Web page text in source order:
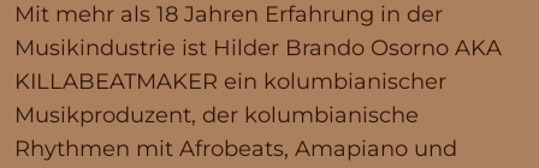
Mit mehr als 18 Jahren Erfahrung in der
Musikindustrie ist Hilder Brando Osorno AKA
KILLABEATMAKER ein kolumbianischer
Musikproduzent, der kolumbianische
Rhythmen mit Afrobeats, Amapiano und